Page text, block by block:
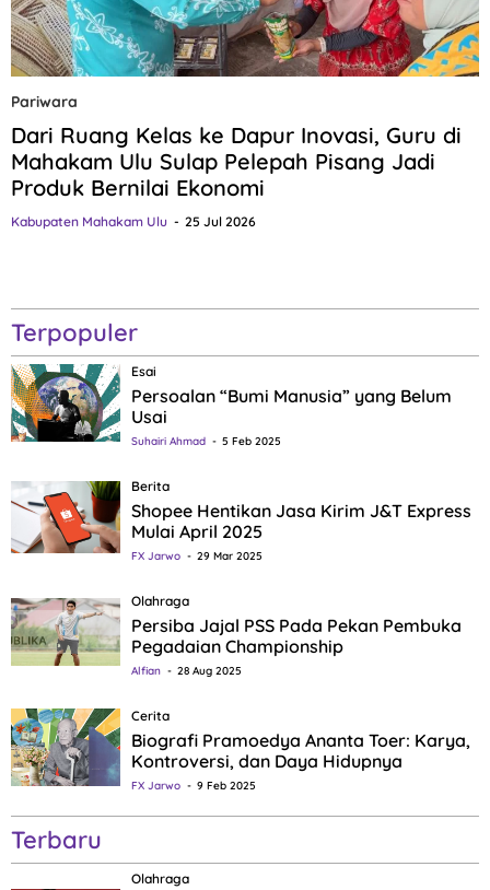
Pariwara
Dari Ruang Kelas ke Dapur Inovasi, Guru di
Mahakam Ulu Sulap Pelepah Pisang Jadi
Produk Bernilai Ekonomi
Kabupaten Mahakam Ulu 25 Jul 2026
Terpopuler
Esai
Persoalan “Bumi Manusia” yang Belum
Usai
Suhairi Ahmad 5 Feb 2025
Berita
Shopee Hentikan Jasa Kirim J&T Express
Mulai April 2025
FX Jarwo 29 Mar 2025
Olahraga
Persiba Jajal PSS Pada Pekan Pembuka
Pegadaian Championship
Alfian 28 Aug 2025
Cerita
Biografi Pramoedya Ananta Toer: Karya,
Kontroversi, dan Daya Hidupnya
FX Jarwo 9 Feb 2025
Terbaru
Olahraga